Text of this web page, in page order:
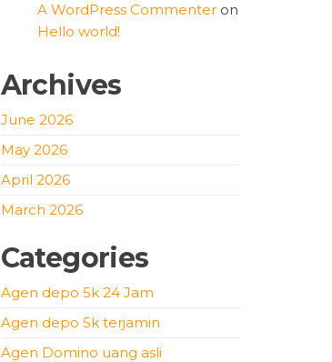
A WordPress Commenteron
Hello world!
Archives
June 2026
May 2026
April 2026
March 2026
Categories
Agen depo 5k 24 Jam
Agen depo 5k terjamin
Agen Domino uang asli